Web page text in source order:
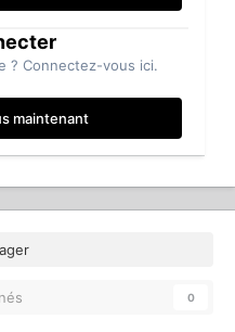
? Connectez-vous ici.
maintenant
0